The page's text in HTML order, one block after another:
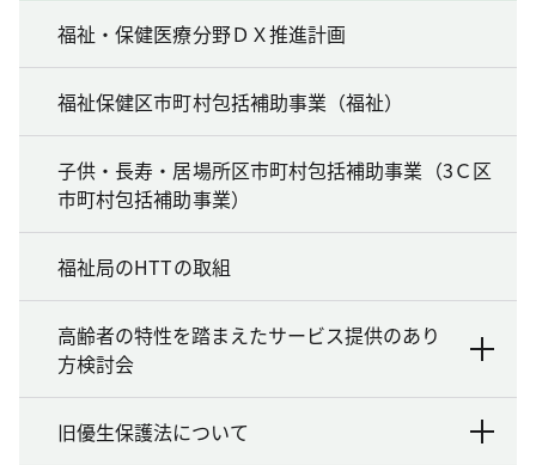
福祉・保健医療分野ＤＸ推進計画
福祉保健区市町村包括補助事業（福祉）
子供・長寿・居場所区市町村包括補助事業（3Ｃ区
市町村包括補助事業）
福祉局のHTTの取組
高齢者の特性を踏まえたサービス提供のあり
方検討会
旧優生保護法について